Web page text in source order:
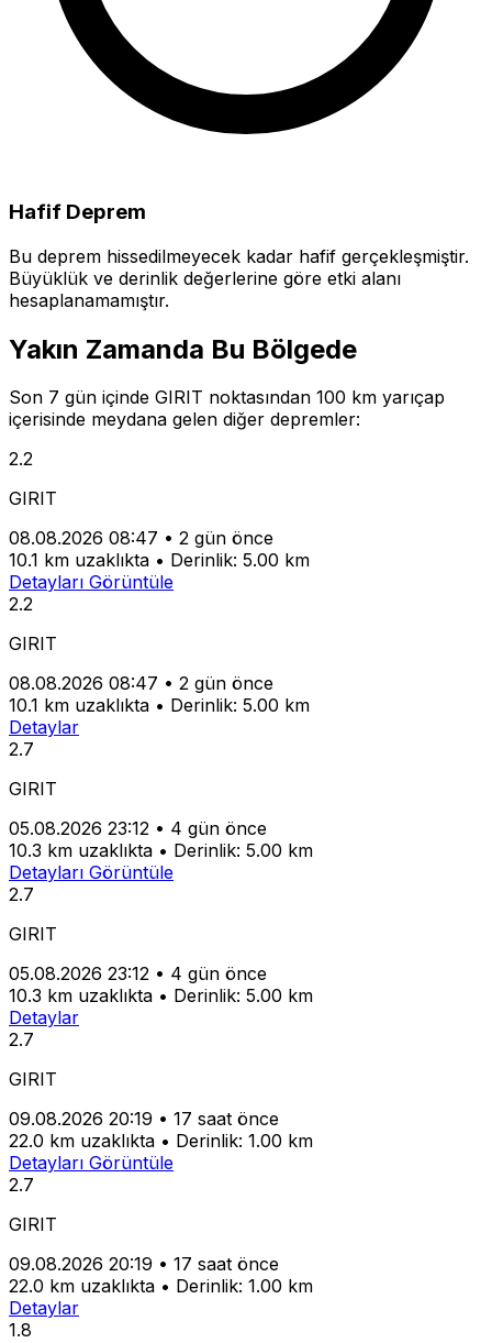
Hafif Deprem
Bu deprem hissedilmeyecek kadar hafif gerçekleşmiştir.
Büyüklük ve derinlik değerlerine göre etki alanı
hesaplanamamıştır.
Yakın Zamanda Bu Bölgede
Son 7 gün içinde GIRIT noktasından 100 km yarıçap
içerisinde meydana gelen diğer depremler:
2.2
GIRIT
08.08.2026 08:47 • 2 gün önce
10.1 km uzaklıkta • Derinlik: 5.00 km
Detayları Görüntüle
2.2
GIRIT
08.08.2026 08:47 • 2 gün önce
10.1 km uzaklıkta • Derinlik: 5.00 km
Detaylar
2.7
GIRIT
05.08.2026 23:12 • 4 gün önce
10.3 km uzaklıkta • Derinlik: 5.00 km
Detayları Görüntüle
2.7
GIRIT
05.08.2026 23:12 • 4 gün önce
10.3 km uzaklıkta • Derinlik: 5.00 km
Detaylar
2.7
GIRIT
09.08.2026 20:19 • 17 saat önce
22.0 km uzaklıkta • Derinlik: 1.00 km
Detayları Görüntüle
2.7
GIRIT
09.08.2026 20:19 • 17 saat önce
22.0 km uzaklıkta • Derinlik: 1.00 km
Detaylar
1.8